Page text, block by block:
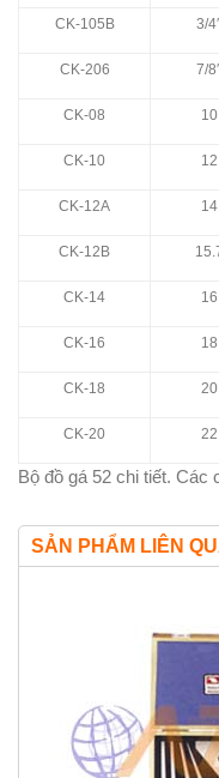
CK-105B 3/
CK-206 7/
CK-08 10
CK-10 12
CK-12A 14
CK-12B
CK-14 16
CK-16 18
CK-18 20
CK-20 22
Bộ đồ gá 52 chi tiết. Các
SẢN PHẨM LIÊN